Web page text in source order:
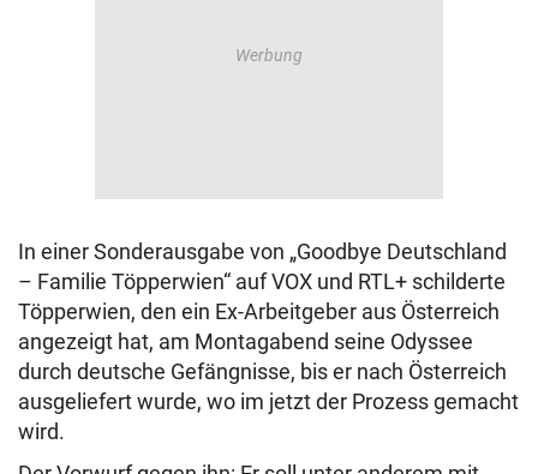
In einer Sonderausgabe von „Goodbye Deutschland
– Familie Töpperwien“ auf VOX und RTL+ schilderte
Töpperwien, den ein Ex-Arbeitgeber aus Österreich
angezeigt hat, am Montagabend seine Odyssee
durch deutsche Gefängnisse, bis er nach Österreich
ausgeliefert wurde, wo im jetzt der Prozess gemacht
wird.